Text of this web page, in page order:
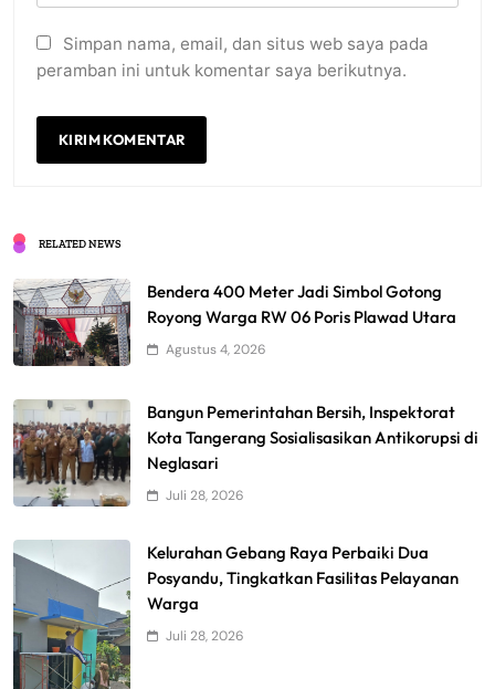
Simpan nama, email, dan situs web saya pada
peramban ini untuk komentar saya berikutnya.
RELATED NEWS
Bendera 400 Meter Jadi Simbol Gotong
Royong Warga RW 06 Poris Plawad Utara
Agustus 4, 2026
Bangun Pemerintahan Bersih, Inspektorat
Kota Tangerang Sosialisasikan Antikorupsi di
Neglasari
Juli 28, 2026
Kelurahan Gebang Raya Perbaiki Dua
Posyandu, Tingkatkan Fasilitas Pelayanan
Warga
Juli 28, 2026